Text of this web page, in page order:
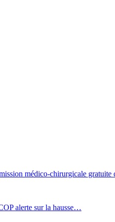
médico-chirurgicale gratuite
alerte sur la hausse…